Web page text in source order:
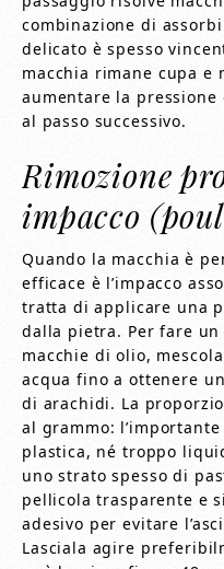
combinazione di
delicato è spesso
macchia rimane cupa e
aumentare la
al passo successivo.
Rimozione
impacco
Quando la macchia è
efficace è l’impacco
tratta di applicare una
dalla pietra. Per fare
macchie di olio,
acqua fino a ottenere
di arachidi. La
al grammo:
plastica, né troppo
uno strato spesso di
pellicola trasparente e
adesivo per evitare
Lasciala agire